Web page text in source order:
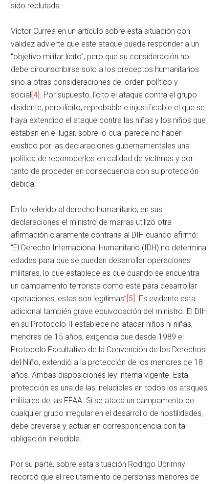
sido reclutada.
Víctor Currea en un artículo sobre esta situación con
validez advierte que este ataque puede responder a un
“objetivo militar lícito”, pero que su consideración no
debe circunscribirse solo a los preceptos humanitarios
sino a otras consideraciones del orden político y
social[4]. Por supuesto, lícito el ataque contra el grupo
disidente, pero ilícito, reprobable e injustificable el que se
haya extendido el ataque contra las niñas y los niños que
estaban en el lugar, sobre lo cual parece no haber
existido por las declaraciones gubernamentales una
política de reconocerlos en calidad de víctimas y por
tanto de proceder en consecuencia con su protección
debida.
En lo referido al derecho humanitario, en sus
declaraciones el ministro de marras utilizó otra
afirmación claramente contraria al DIH cuando afirmó:
“El Derecho Internacional Humanitario (IDH) no determina
edades para que se puedan desarrollar operaciones
militares, lo que establece es que cuando se encuentra
un campamento terrorista como este para desarrollar
operaciones, estas son legítimas”[5]. Es evidente esta
adicional también grave equivocación del ministro. El DIH
en su Protocolo II establece no atacar niños ni niñas,
menores de 15 años, exigencia que desde 1989 el
Protocolo Facultativo de la Convención de los Derechos
del Niño, extendió a la protección de los menores de 18
años. Ambas disposiciones ley interna vigente. Esta
protección es una de las ineludibles en todos los ataques
militares de las FFAA. Si se ataca un campamento de
cualquier grupo irregular en el desarrollo de hostilidades,
debe preverse y actuar en correspondencia con tal
obligación ineludible.
Por su parte, sobre esta situación Rodrigo Uprimny
recordó que el reclutamiento de personas menores de